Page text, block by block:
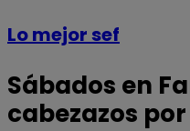
Lo mejor sef
Sábados en
cabezazos